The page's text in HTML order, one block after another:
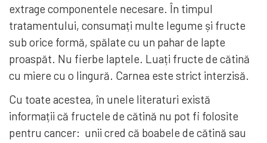
extrage componentele necesare. În timpul
tratamentului, consumați multe legume și fructe
sub orice formă, spălate cu un pahar de lapte
proaspăt. Nu fierbe laptele. Luați fructe de cătină
cu miere cu o lingură. Carnea este strict interzisă.
Cu toate acestea, în unele literaturi există
informații că fructele de cătină nu pot fi folosite
pentru cancer: unii cred că boabele de cătină sau